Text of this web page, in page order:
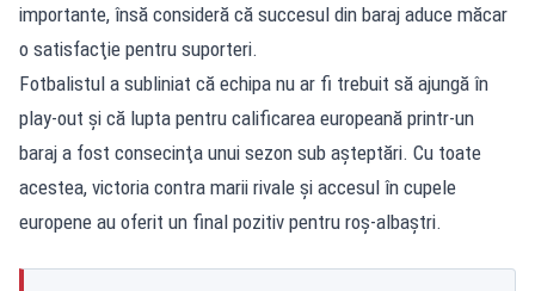
importante, însă consideră că succesul din baraj aduce măcar
o satisfacţie pentru suporteri.
Fotbalistul a subliniat că echipa nu ar fi trebuit să ajungă în
play-out şi că lupta pentru calificarea europeană printr-un
baraj a fost consecinţa unui sezon sub aşteptări. Cu toate
acestea, victoria contra marii rivale şi accesul în cupele
europene au oferit un final pozitiv pentru roş-albaştri.